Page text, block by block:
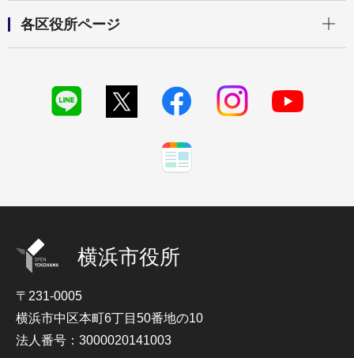
各区役所ページ
横浜市役所
〒231-0005
横浜市中区本町6丁目50番地の10
法人番号：3000020141003